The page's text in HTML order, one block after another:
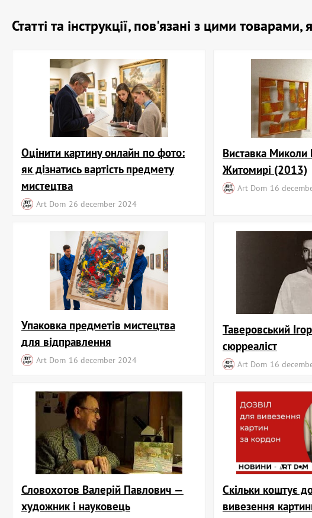
Статті та інструкції, пов'язані з цими
Оцінити картину онлайн по фото:
як дізнатись вартість предмету
мистецтва
Art Dom 26 december 2024
Виставка
Житомирі (2013)
Art Dom 16
Упаковка предметів мистецтва
для відправлення
Art Dom 16 december 2024
Таверовський
сюрреаліст
Art Dom 16
Словохотов Валерій Павлович —
художник і науковець
Скільки коштує
вивезення